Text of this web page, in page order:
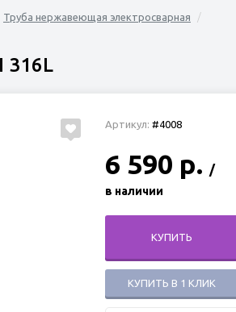
Труба нержавеющая электросварная
316L
Артикул: #4008
6 590 р. /
в наличии
КУПИТЬ
КУПИТЬ В 1 КЛИК